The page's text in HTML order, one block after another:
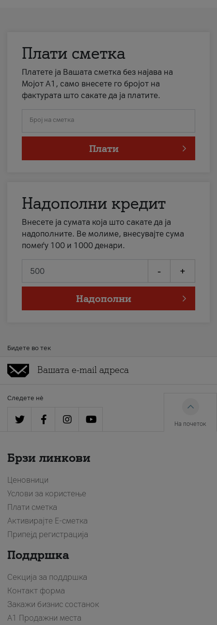
Плати сметка
Платете ја Вашата сметка без најава на
Мојот А1, само внесете го бројот на
фактурата што сакате да ја платите.
Број на сметка
Плати
Надополни кредит
Внесете ја сумата која што сакате да ја
надополните. Ве молиме, внесувајте сума
помеѓу 100 и 1000 денари.
- +
Надополни
Бидете во тек
Следете нè
На почеток
Брзи линкови
Ценовници
Услови за користење
Плати сметка
Активирајте Е-сметка
Припејд регистрација
Поддршка
Секција за поддршка
Контакт форма
Закажи бизнис состанок
A1 Продажни места